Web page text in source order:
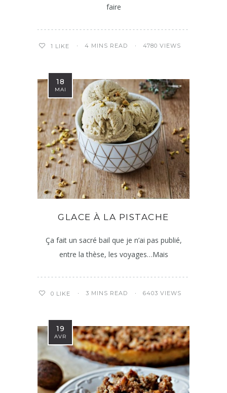
faire
1 LIKE 4 MINS READ 4780 VIEWS
18
MAI
GLACE À LA PISTACHE
Ça fait un sacré bail que je n’ai pas publié,
entre la thèse, les voyages…Mais
0 LIKE 3 MINS READ 6403 VIEWS
19
AVR